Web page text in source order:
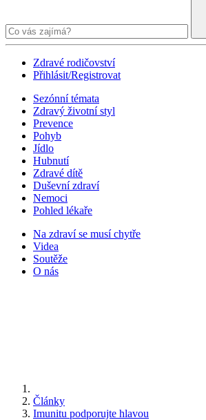
Zdravé rodičovství
Přihlásit/Registrovat
Sezónní témata
Zdravý životní styl
Prevence
Pohyb
Jídlo
Hubnutí
Zdravé dítě
Duševní zdraví
Nemoci
Pohled lékaře
Na zdraví se musí chytře
Videa
Soutěže
O nás
Články
Imunitu podporujte hlavou